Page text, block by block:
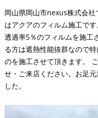
岡山県岡山市nexus株式会
はアクアのフィルム施工で
透過率5％のフィルムを施工
る方は遮熱性能抜群なので
のを施工させて頂きます。
せ・ご来店ください。お足
した。